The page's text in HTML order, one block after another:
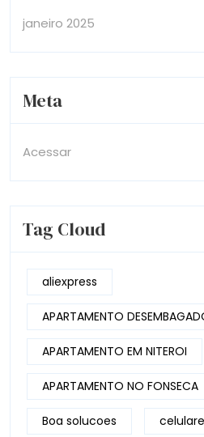
janeiro 2025
Meta
Acessar
Tag Cloud
aliexpress
APARTAMENTO
APARTAMENTO EM NITEROI
APARTAMENTO NO FONSECA
Boa solucoes